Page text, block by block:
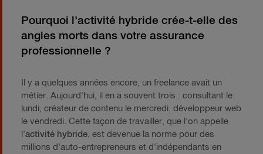
Pourquoi l'activité hybride crée-t-elle des
angles morts dans votre assurance
professionnelle ?
Il y a quelques années encore, un freelance avait un
métier. Aujourd'hui, il en a souvent trois : consultant le
lundi, créateur de contenu le mercredi, développeur web
le vendredi. Cette façon de travailler, que l'on appelle
l'activité hybride , est devenue la norme pour des
millions d'auto-entrepreneurs et d'indépendants en